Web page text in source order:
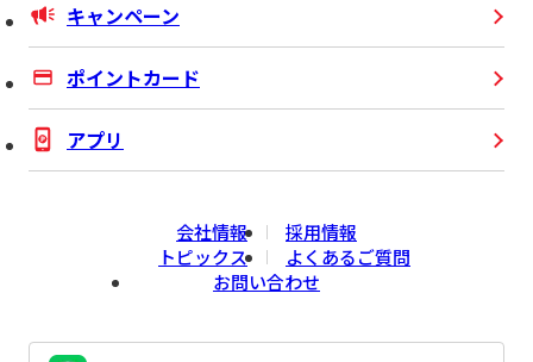
キャンペーン
ポイントカード
アプリ
会社情報
採用情報
トピックス
よくあるご質問
お問い合わせ